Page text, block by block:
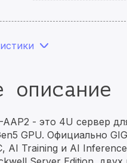
описание
AAP2 - это 4U сервер
GPU. Официально
AI Training и AI